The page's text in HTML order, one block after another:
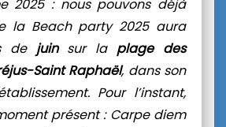
2025 : nous pouvons déjà
la Beach party 2025 aura
de juinsur la plage des
Saint Raphaël, dans son
Pour l’instant,
présent : Carpe diem